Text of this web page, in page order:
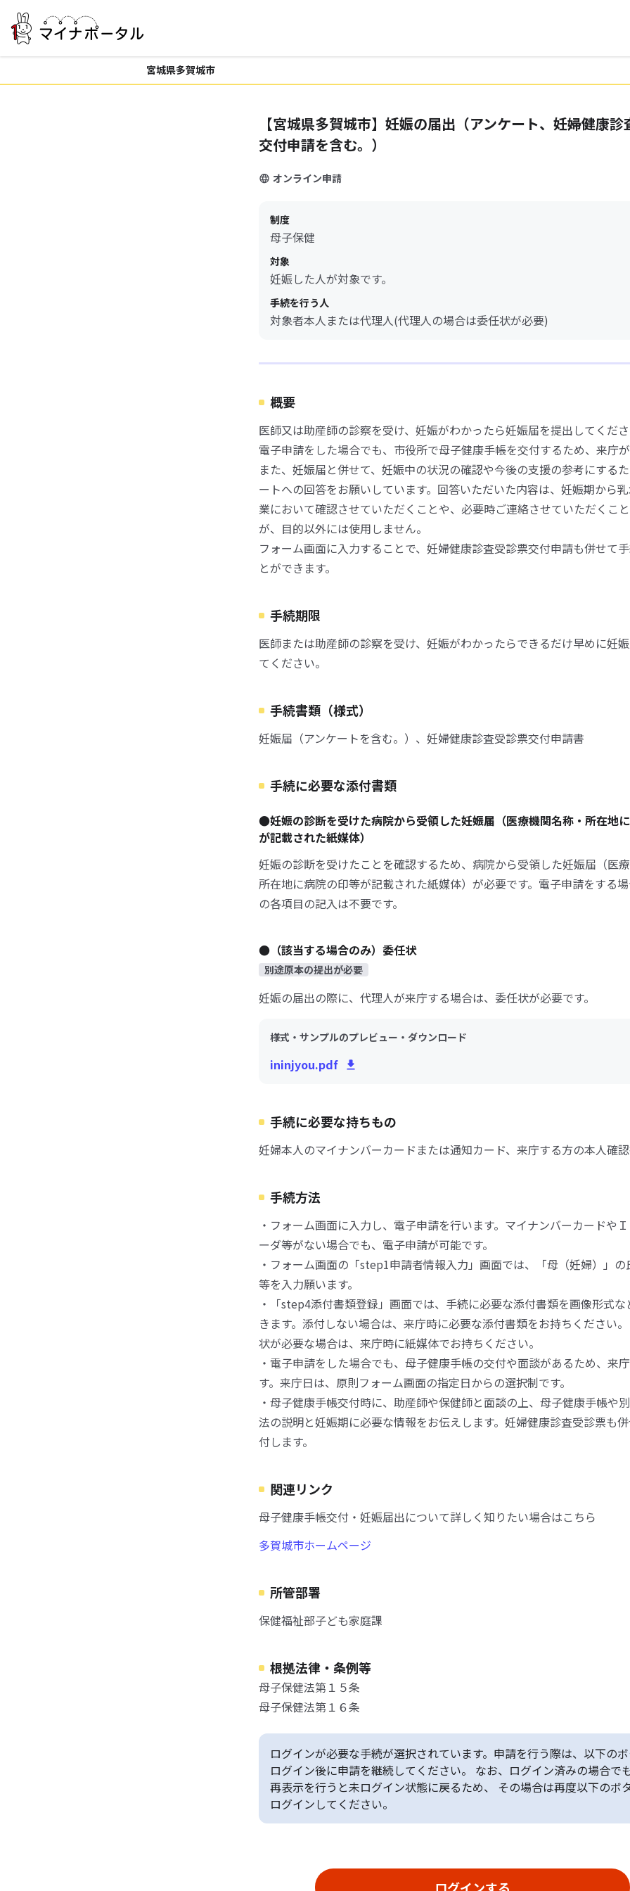
宮城県多賀城市
【宮城県多賀城市】妊娠の届出（アンケート、妊婦健康診
交付申請を含む。）
オンライン申請
制度
母子保健
対象
妊娠した人が対象です。
手続を行う人
対象者本人または代理人(代理人の場合は委任状が必要)
概要
医師又は助産師の診察を受け、妊娠がわかったら妊娠届を提出してくださ
電子申請をした場合でも、市役所で母子健康手帳を交付するため、来庁が
また、妊娠届と併せて、妊娠中の状況の確認や今後の支援の参考にする
ートへの回答をお願いしています。回答いただいた内容は、妊娠期から
業において確認させていただくことや、必要時ご連絡させていただくこ
が、目的以外には使用しません。
フォーム画面に入力することで、妊婦健康診査受診票交付申請も併せて
とができます。
手続期限
医師または助産師の診察を受け、妊娠がわかったらできるだけ早めに妊
てください。
手続書類（様式）
妊娠届（アンケートを含む。）、妊婦健康診査受診票交付申請書
手続に必要な添付書類
●妊娠の診断を受けた病院から受領した妊娠届（医療機関名称・所在地
が記載された紙媒体）
妊娠の診断を受けたことを確認するため、病院から受領した妊娠届（医
所在地に病院の印等が記載された紙媒体）が必要です。電子申請をする
の各項目の記入は不要です。
●（該当する場合のみ）委任状
別途原本の提出が必要
妊娠の届出の際に、代理人が来庁する場合は、委任状が必要です。
様式・サンプルのプレビュー・ダウンロード
ininjyou.pdf
手続に必要な持ちもの
妊婦本人のマイナンバーカードまたは通知カード、来庁する方の本人確
手続方法
・フォーム画面に入力し、電子申請を行います。マイナンバーカードや
ーダ等がない場合でも、電子申請が可能です。
・フォーム画面の「step1申請者情報入力」画面では、「母（妊婦）」
等を入力願います。
・「step4添付書類登録」画面では、手続に必要な添付書類を画像形式な
きます。添付しない場合は、来庁時に必要な添付書類をお持ちください
状が必要な場合は、来庁時に紙媒体でお持ちください。
・電子申請をした場合でも、母子健康手帳の交付や面談があるため、来
す。来庁日は、原則フォーム画面の指定日からの選択制です。
・母子健康手帳交付時に、助産師や保健師と面談の上、母子健康手帳や
法の説明と妊娠期に必要な情報をお伝えします。妊婦健康診査受診票も
付します。
関連リンク
母子健康手帳交付・妊娠届出について詳しく知りたい場合はこちら
多賀城市ホームページ
所管部署
保健福祉部子ども家庭課
根拠法律・条例等
母子保健法第１５条
母子保健法第１６条
ログインが必要な手続が選択されています。申請を行う際は、以下の
ログイン後に申請を継続してください。 なお、ログイン済みの場合で
再表示を行うと未ログイン状態に戻るため、 その場合は再度以下のボ
ログインしてください。